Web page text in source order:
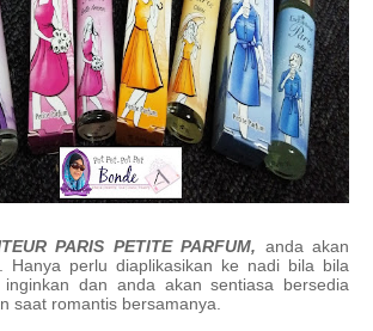
PARIS PETITE PARFUM, anda akan
Hanya perlu diaplikasikan ke nadi bila bila
dan anda akan sentiasa bersedia
saat romantis bersamanya.